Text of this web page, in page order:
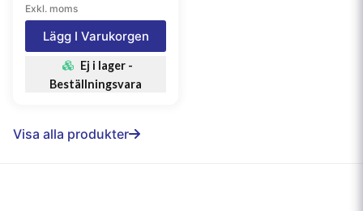
Exkl. moms
Lägg I Varukorgen
Ej i lager -
Beställningsvara
Visa alla produkter